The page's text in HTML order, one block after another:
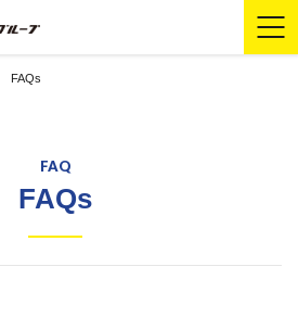
FAQs
FAQ
FAQs